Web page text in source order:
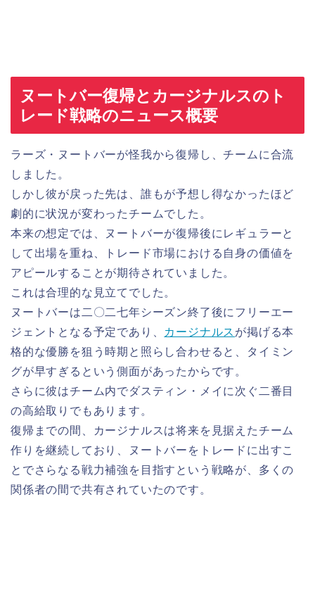
ヌートバー復帰とカージナルスのト
レード戦略のニュース概要
ラーズ・ヌートバーが怪我から復帰し、チームに合流
しました。
しかし彼が戻った先は、誰もが予想し得なかったほど
劇的に状況が変わったチームでした。
本来の想定では、ヌートバーが復帰後にレギュラーと
して出場を重ね、トレード市場における自身の価値を
アピールすることが期待されていました。
これは合理的な見立てでした。
ヌートバーは二〇二七年シーズン終了後にフリーエー
ジェントとなる予定であり、 カージナルス が掲げる本
格的な優勝を狙う時期と照らし合わせると、タイミン
グが早すぎるという側面があったからです。
さらに彼はチーム内でダスティン・メイに次ぐ二番目
の高給取りでもあります。
復帰までの間、カージナルスは将来を見据えたチーム
作りを継続しており、ヌートバーをトレードに出すこ
とでさらなる戦力補強を目指すという戦略が、多くの
関係者の間で共有されていたのです。